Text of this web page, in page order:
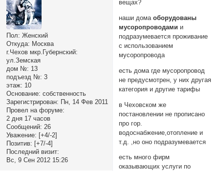
Пол: Женский
Откуда: Москва
г.Чехов мкр.Губернский:
ул.Земская
дом №: 13
подъезд №: 3
этаж: 10
Основание: собственность
Зарегистрирован: Пн, 14 Фев 2011
Провел на форуме:
2 дня 17 часов
Сообщений: 26
Уважение: [+4/-2]
Позитив: [+7/-4]
Последний визит:
Вс, 9 Сен 2012 15:26
вещах?
наши домаоборудованы
мусоропроводами и
подразумевается проживание
с использованием
мусоропровода
есть дома где мусоропровод
не предусмотрен, у них другая
категория и другие тарифы
в Чеховском же
постановлении не прописано
про гор.
водоснабжение,отопление и
т.д. ,но оно подразумевается
есть много фирм
оказывающих услуги по